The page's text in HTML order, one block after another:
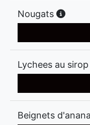
Nougats
Lychees au sirop
Beignets